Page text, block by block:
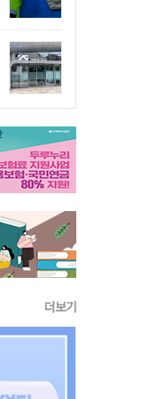
더보기